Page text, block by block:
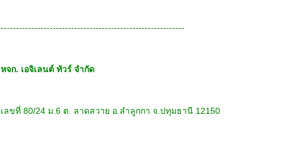
------------------------------------------------------------
หจก. เอจิเลนต์ ทัวร์ จำกัด
เลขที่ 80/24 ม.6 ต. ลาดสวาย อ.ลำลูกกา จ.ปทุมธานี 12150